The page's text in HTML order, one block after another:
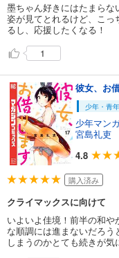
墨ちゃん好きにはたまら
姿が見てとれるけど、こ
るし、応援したくなる！
1
彼女、お
少年・青
少年マン
宮島礼吏
4.8
購入済み
クライマックスに向けて
いよいよ佳境！前半の和
な順調には進まないだろ
しまうのかとても続きが気